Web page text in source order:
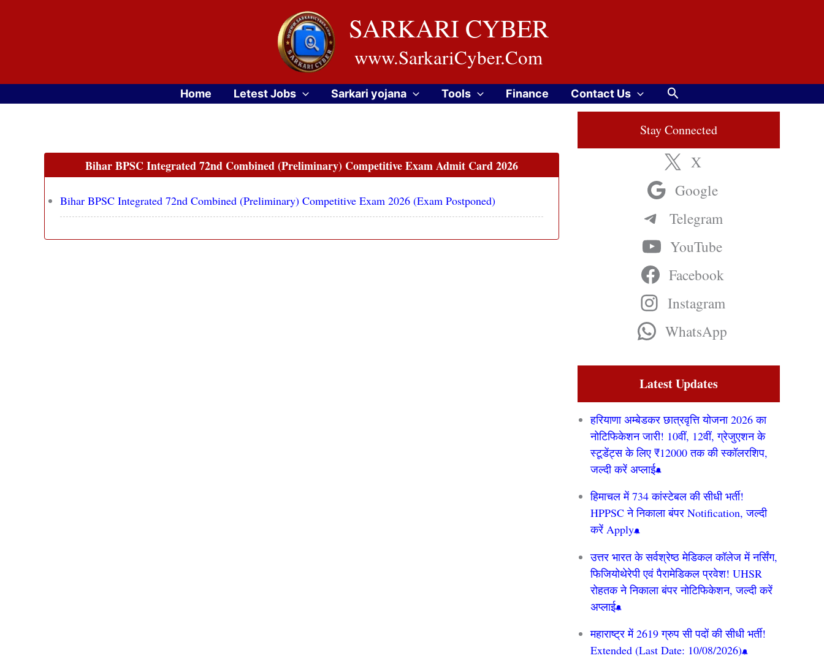
SARKARI CYBER
www.SarkariCyber.Com
Home Letest Jobs Sarkari yojana Tools Finance Contact Us Search
Bihar BPSC Integrated 72nd Combined (Preliminary) Competitive Exam Admit Card 2026
Bihar BPSC Integrated 72nd Combined (Preliminary) Competitive Exam 2026 (Exam Postponed)
Stay Connected
X
Google
Telegram
YouTube
Facebook
Instagram
WhatsApp
Latest Updates
हरियाणा अम्बेडकर छात्रवृत्ति योजना 2026 का
नोटिफिकेशन जारी! 10वीं, 12वीं, ग्रेजुएशन के
स्टूडेंट्स के लिए ₹12000 तक की स्कॉलरशिप,
जल्दी करें अप्लाई
हिमाचल में 734 कांस्टेबल की सीधी भर्ती!
HPPSC ने निकाला बंपर Notification, जल्दी
करें Apply
उत्तर भारत के सर्वश्रेष्ठ मेडिकल कॉलेज में नर्सिंग,
फिजियोथेरेपी एवं पैरामेडिकल प्रवेश! UHSR
रोहतक ने निकाला बंपर नोटिफिकेशन, जल्दी करें
अप्लाई
महाराष्ट्र में 2619 ग्रुप सी पदों की सीधी भर्ती!
Extended (Last Date: 10/08/2026)